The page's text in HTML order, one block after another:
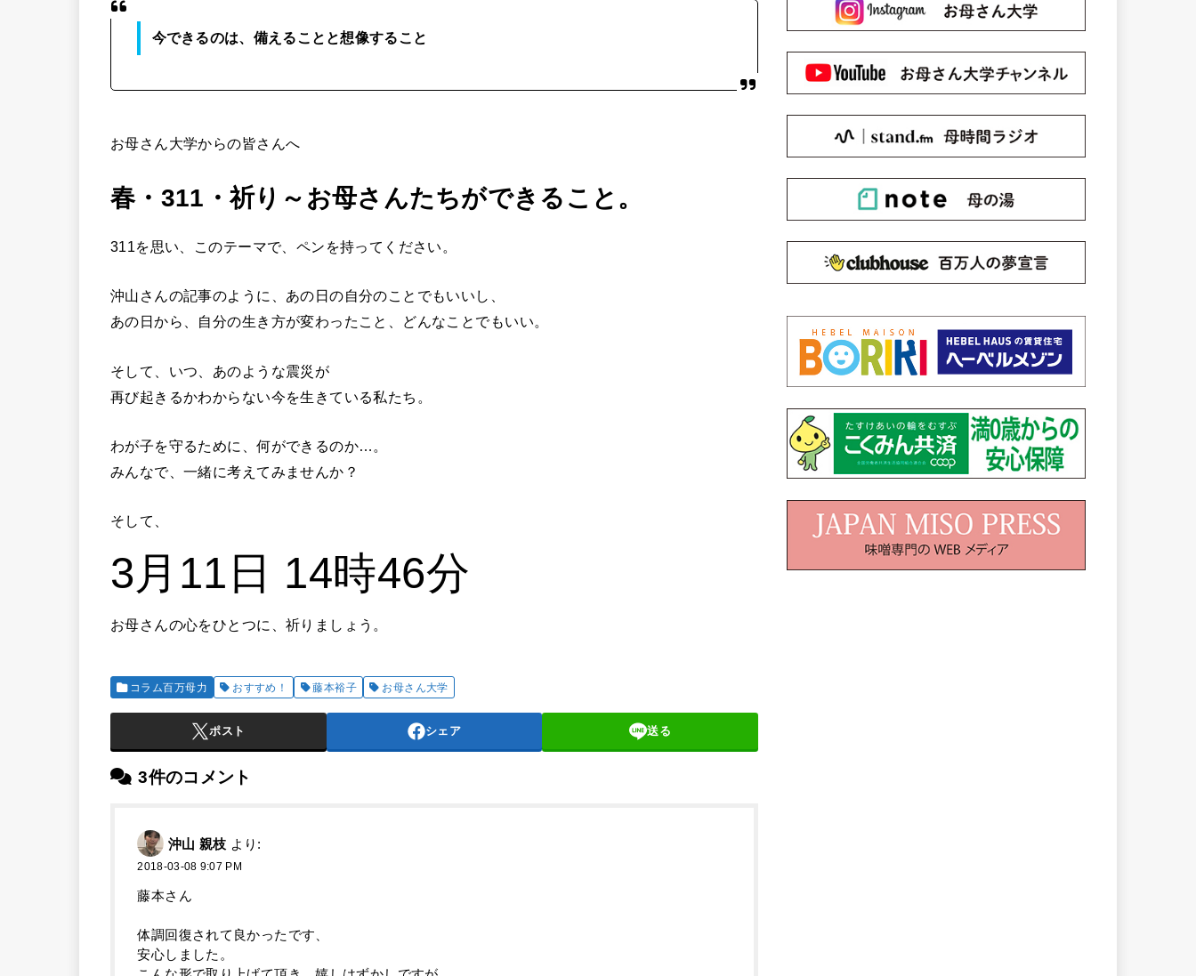
今できるのは、備えることと想像すること
お母さん大学からの皆さんへ
春・311・祈り～お母さんたちができること。
311を思い、このテーマで、ペンを持ってください。
沖山さんの記事のように、あの日の自分のことでもいいし、
あの日から、自分の生き方が変わったこと、どんなことでもいい。
そして、いつ、あのような震災が
再び起きるかわからない今を生きている私たち。
わが子を守るために、何ができるのか…。
みんなで、一緒に考えてみませんか？
そして、
3月11日 14時46分
お母さんの心をひとつに、祈りましょう。
コラム百万母力 おすすめ！ 藤本裕子 お母さん大学
ポスト シェア 送る
3件のコメント
沖山 親枝 より:
2018-03-08 9:07 PM
藤本さん
体調回復されて良かったです、
安心しました。